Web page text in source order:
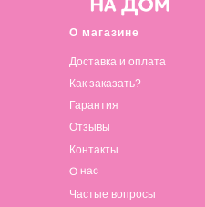
О магазине
Доставка и оплата
Как заказать?
Гарантия
Отзывы
Контакты
О нас
Частые вопросы